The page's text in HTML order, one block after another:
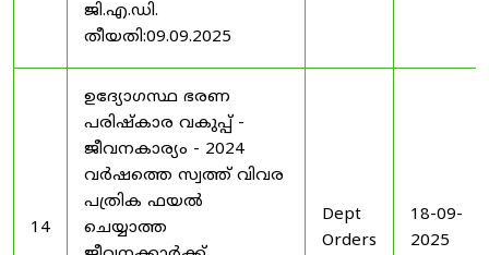
ജി.എ.ഡി.
തീയതി:09.09.2025
14
ഉദ്യോഗസ്ഥ ഭരണ
പരിഷ്കാര വകുപ്പ് -
ജീവനകാര്യം - 2024
വർഷത്തെ സ്വത്ത് വിവര
പത്രിക ഫയൽ
ചെയ്യാത്ത
Dept
Orders
18-09-
2025